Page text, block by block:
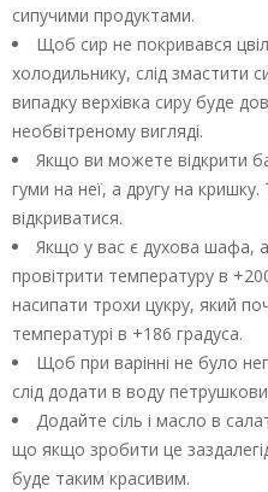
сипучими продуктами.
Щоб сир не покривався
холодильнику, слід змастити
випадку верхівка сиру буде
необвітреному вигляді.
Якщо ви можете відкрити
гуми на неї, а другу на кришку.
відкриватися.
Якщо у вас є духова шафа,
провітрити температуру в
насипати трохи цукру, який
температурі в +186 градуса.
Щоб при варінні не було
слід додати в воду
Додайте сіль і масло в
що якщо зробити це
буде таким красивим.